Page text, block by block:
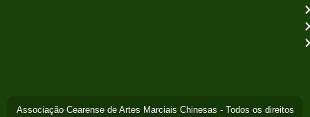
Associação Cearense de Artes Marciais Chinesas - Todos os direitos